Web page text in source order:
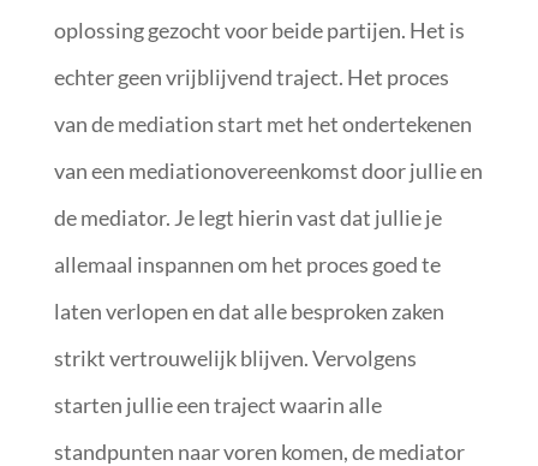
oplossing gezocht voor beide partijen. Het is
echter geen vrijblijvend traject. Het proces
van de mediation start met het ondertekenen
van een mediationovereenkomst door jullie en
de mediator. Je legt hierin vast dat jullie je
allemaal inspannen om het proces goed te
laten verlopen en dat alle besproken zaken
strikt vertrouwelijk blijven. Vervolgens
starten jullie een traject waarin alle
standpunten naar voren komen, de mediator